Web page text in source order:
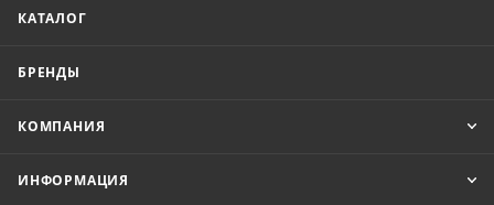
КАТАЛОГ
БРЕНДЫ
КОМПАНИЯ
ИНФОРМАЦИЯ